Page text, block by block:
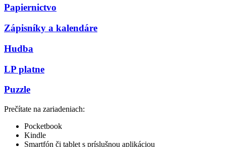
Papiernictvo
Zápisníky a kalendáre
Hudba
LP platne
Puzzle
Prečítate na zariadeniach:
Pocketbook
Kindle
Smartfón či tablet s príslušnou aplikáciou